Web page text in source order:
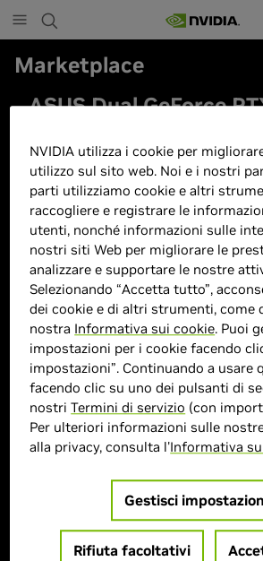
Marketplace
ASUS Dual GeForce
doppio slot per
compatibilità con due
ventole Axial-tech
RTX4060-O8G-V2 /
autorizzato in
NVIDIA utilizza i cookie per
utilizzo sul sito web. Noi e i nostri
parti utilizziamo cookie e altri
raccogliere e registrare le
utenti, nonché informazioni sulle
nostri siti Web per migliorare le
analizzare e supportare le nostre
Selezionando “Accetta tutto”,
dei cookie e di altri strumenti, come
nostra Informativa sui cookie. Puoi
impostazioni per i cookie facendo
impostazioni”. Continuando a usare
facendo clic su uno dei pulsanti di
nostriTermini di servizio (con
Per ulteriori informazioni sulle
alla privacy, consulta l'Informativa
Gestisci
Rifiuta facoltativi